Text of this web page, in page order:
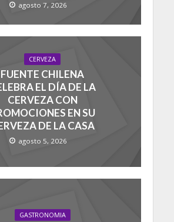
agosto 7, 2026
CERVEZA
FUENTE CHILENA
EL DÍA DE LA
CERVEZA CON
EN SU
DE LA CASA
agosto 5, 2026
GASTRONOMIA